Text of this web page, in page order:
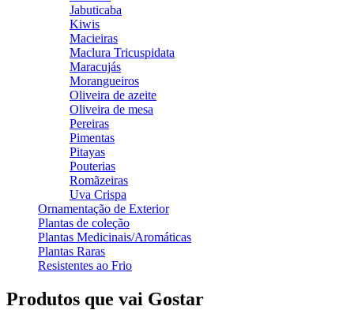
Jabuticaba
Kiwis
Macieiras
Maclura Tricuspidata
Maracujás
Morangueiros
Oliveira de azeite
Oliveira de mesa
Pereiras
Pimentas
Pitayas
Pouterias
Romãzeiras
Uva Crispa
Ornamentação de Exterior
Plantas de coleção
Plantas Medicinais/Aromáticas
Plantas Raras
Resistentes ao Frio
Produtos que vai Gostar